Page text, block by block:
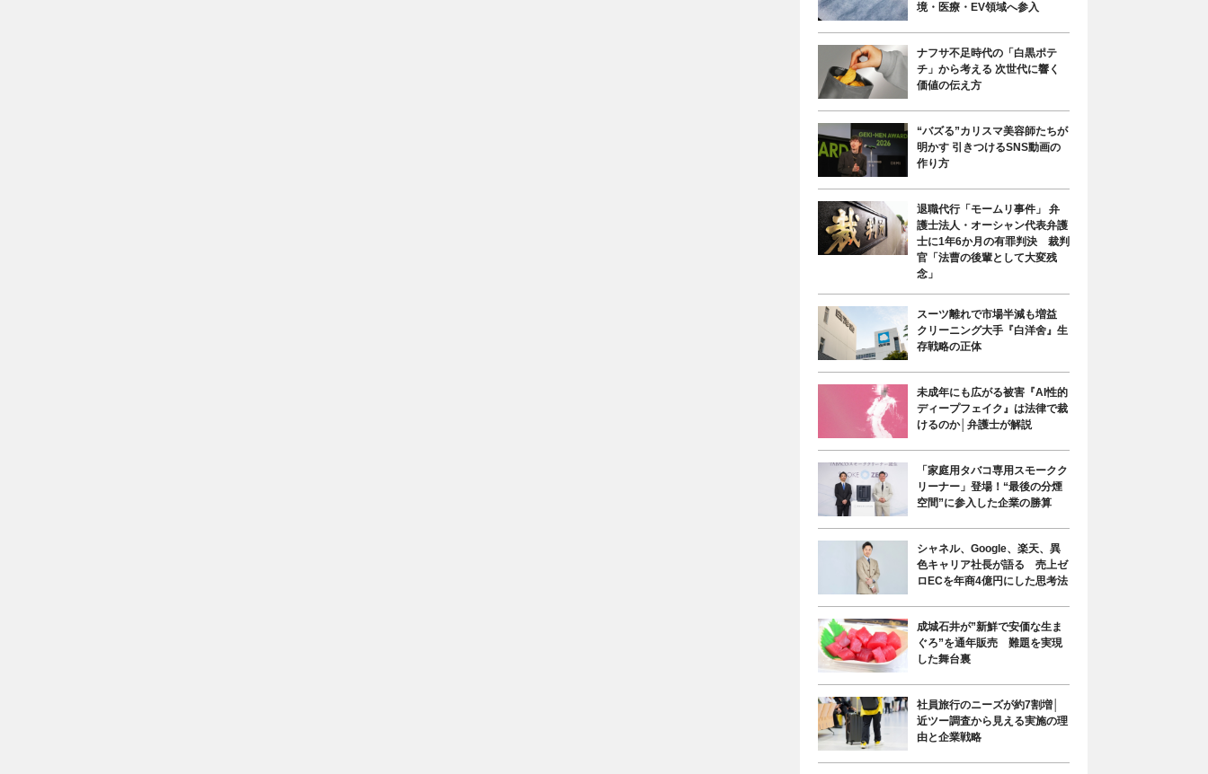
境・医療・EV領域へ参入
ナフサ不足時代の「白黒ポテ
チ」から考える 次世代に響く
価値の伝え方
“バズる”カリスマ美容師たちが
明かす 引きつけるSNS動画の
作り方
退職代行「モームリ事件」 弁
護士法人・オーシャン代表弁護
士に1年6か月の有罪判決 裁判
官「法曹の後輩として大変残
念」
スーツ離れで市場半減も増益
クリーニング大手『白洋舍』生
存戦略の正体
未成年にも広がる被害『AI性的
ディープフェイク』は法律で裁
けるのか│弁護士が解説
「家庭用タバコ専用スモークク
リーナー」登場！“最後の分煙
空間”に参入した企業の勝算
シャネル、Google、楽天、異
色キャリア社長が語る 売上ゼ
ロECを年商4億円にした思考法
成城石井が”新鮮で安価な生ま
ぐろ”を通年販売 難題を実現
した舞台裏
社員旅行のニーズが約7割増│
近ツー調査から見える実施の理
由と企業戦略